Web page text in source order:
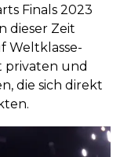
Finals 2023
dieser Zeit
Weltklasse-
privaten und
die sich direkt